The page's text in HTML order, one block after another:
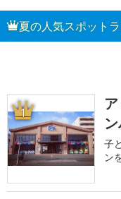
夏の人気スポット
1
子
ン